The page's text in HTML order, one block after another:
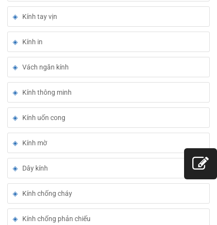
Kính tay vịn
Kính in
Vách ngăn kính
Kính thông minh
Kính uốn cong
Kính mờ
Dây kính
Kính chống cháy
Kính chống phản chiếu